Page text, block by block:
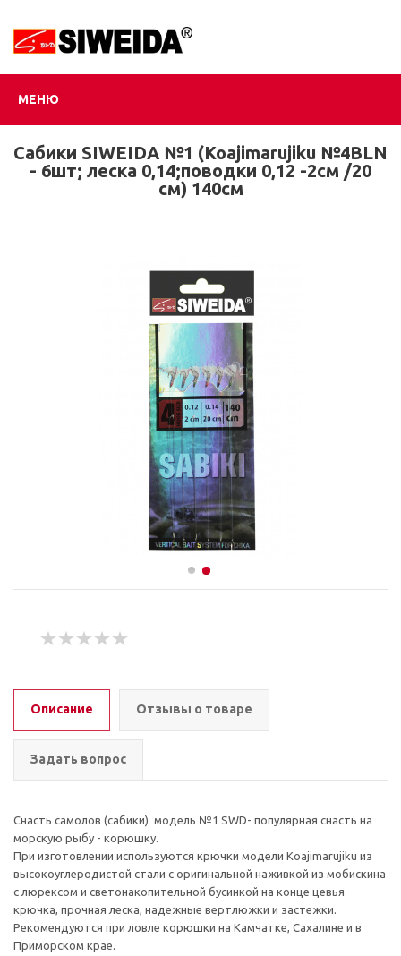
МЕНЮ
Сабики SIWEIDA №1 (Koajimarujiku №4BLN
- 6шт; леска 0,14;поводки 0,12 -2см /20
см) 140см
Описание Отзывы о товаре
Задать вопрос
Снасть самолов (сабики) модель №1 SWD- популярная снасть на
морскую рыбу - корюшку.
При изготовлении используются крючки модели Koajimarujiku из
высокоуглеродистой стали с оригинальной наживкой из мобискина
с люрексом и светонакопительной бусинкой на конце цевья
крючка, прочная леска, надежные вертлюжки и застежки.
Рекомендуются при ловле корюшки на Камчатке, Сахалине и в
Приморском крае.